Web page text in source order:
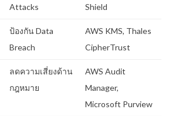
Attacks
Shield
ป้องกัน Data
Breach
AWS KMS, Thales
CipherTrust
ลดความเสี่ยงด้าน
กฎหมาย
AWS Audit
Manager,
Microsoft Purview